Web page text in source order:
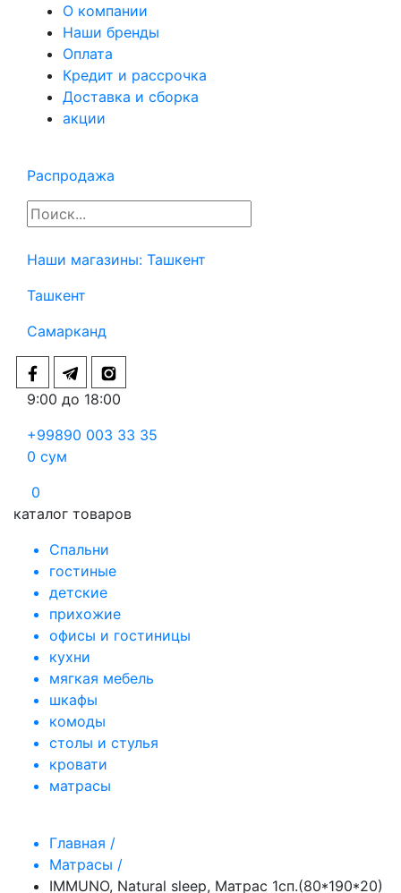
О компании
Наши бренды
Оплата
Кредит и рассрочка
Доставка и сборка
акции
Распродажа
Наши магазины: Ташкент
Ташкент
Самарканд
9:00 до 18:00
+99890 003 33 35
0 сум
0
каталог товаров
Спальни
гостиные
детские
прихожие
офисы и гостиницы
кухни
мягкая мебель
шкафы
комоды
столы и стулья
кровати
матрасы
Главная /
Матрасы /
IMMUNO, Natural sleep, Матрас 1сп.(80*190*20)